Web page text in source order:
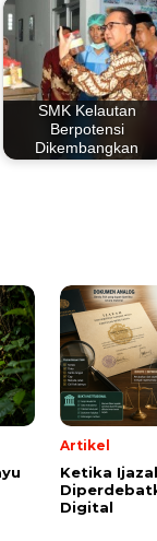
SMK Kelautan
Berpotensi
Dikembangkan
Artikel
Ketika
Digital